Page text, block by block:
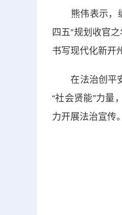
熊伟表示，编
四五”规划收官
书写现代化新开
在法治创平安
“社会贤能”力量
力开展法治宣传